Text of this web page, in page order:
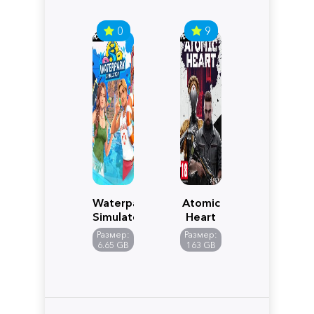
0
Waterpark
Simulator
Размер:
6.65 GB
9
Atomic
Heart
Размер:
163 GB